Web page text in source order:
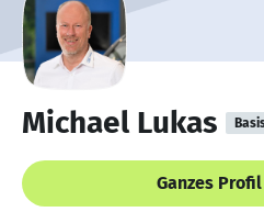
Michael Lukas
Ganzes